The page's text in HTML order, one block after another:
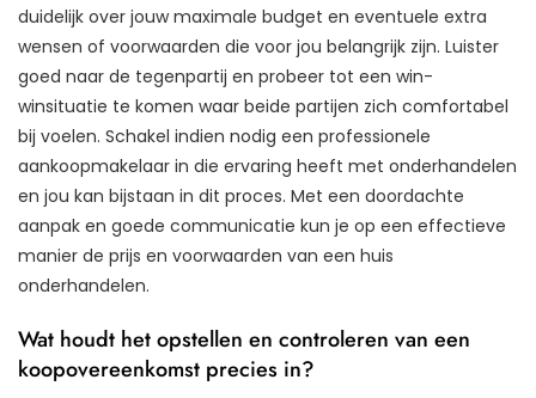
duidelijk over jouw maximale budget en eventuele extra
wensen of voorwaarden die voor jou belangrijk zijn. Luister
goed naar de tegenpartij en probeer tot een win-
winsituatie te komen waar beide partijen zich comfortabel
bij voelen. Schakel indien nodig een professionele
aankoopmakelaar in die ervaring heeft met onderhandelen
en jou kan bijstaan in dit proces. Met een doordachte
aanpak en goede communicatie kun je op een effectieve
manier de prijs en voorwaarden van een huis
onderhandelen.
Wat houdt het opstellen en controleren van een
koopovereenkomst precies in?